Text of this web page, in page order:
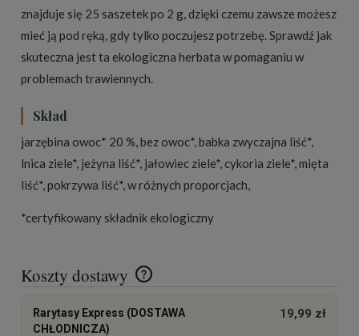
znajduje się 25 saszetek po 2 g, dzięki czemu zawsze możesz
mieć ją pod ręką, gdy tylko poczujesz potrzebę. Sprawdź jak
skuteczna jest ta ekologiczna herbata w pomaganiu w
problemach trawiennych.
Skład
jarzębina owoc* 20 %, bez owoc*, babka zwyczajna liść*,
lnica ziele*, jeżyna liść*, jałowiec ziele*, cykoria ziele*, mięta
liść*, pokrzywa liść*, w różnych proporcjach,
*certyfikowany składnik ekologiczny
Koszty dostawy
Cena nie zawiera ewentualnych kosztów płatności
Rarytasy Express (DOSTAWA
CHŁODNICZA)
19,99 zł